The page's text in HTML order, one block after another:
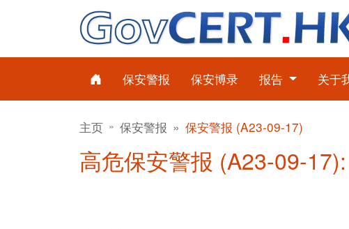
保安警报 保安博录 报告 关于
主页 保安警报 保安警报 (A23-09-17)
高危保安警报 (A23-09-